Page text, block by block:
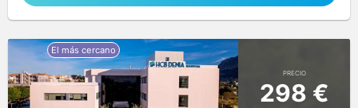
PRECIO
298 €